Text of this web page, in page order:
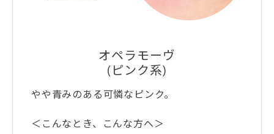
オペラモーヴ
(ピンク系)
やや青みのある可憐なピンク。
＜こんなとき、こんな方へ＞